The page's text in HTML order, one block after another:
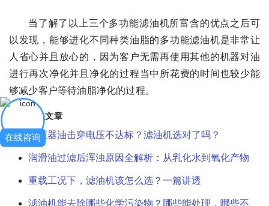
当了解了以上三个多功能滤油机所富含的优点之后可
以发现，能够进化不同种类油脂的多功能滤油机是非常让
人省心并且放心的，因为客户无需再使用其他的机器对油
进行再次净化并且净化的过程当中所花费的时间也较少能
够减少客户等待油脂净化的过程。
相关文章
变压器油击穿电压不达标？滤油机选对了吗？
润滑油过滤后浑浊原因全解析：从乳化水到氧化产物
重载工况下，滤油机该怎么选？一篇讲透
滤油机能去除哪些化学污染物？哪些能处理，哪些不
在线咨询